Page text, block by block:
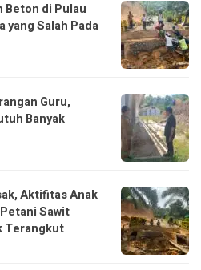
Beton di Pulau
yang Salah Pada
Guru,
Banyak
Aktifitas Anak
Sawit
Terangkut